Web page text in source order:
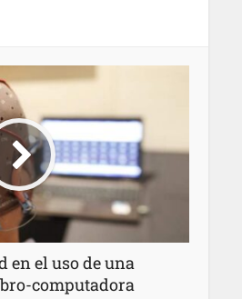
en el uso de una
computadora